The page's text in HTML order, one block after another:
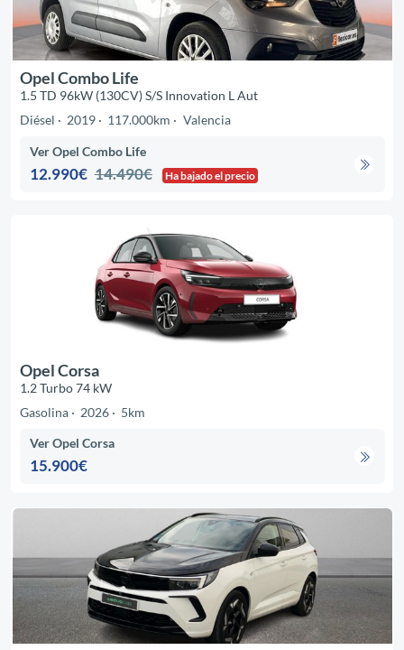
Opel Combo Life
1.5 TD 96kW (130CV) S/S Innovation L Aut
Diésel
2019 117.000km Valencia
Ver Opel Combo Life
12.990€ 14.490€ Ha bajado el precio
Opel Corsa
1.2 Turbo 74 kW
Gasolina
2026 5km
Ver Opel Corsa
15.900€